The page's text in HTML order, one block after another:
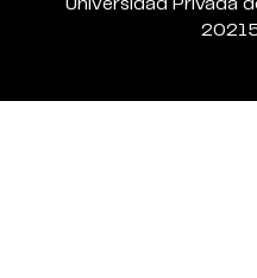
Universidad Privada